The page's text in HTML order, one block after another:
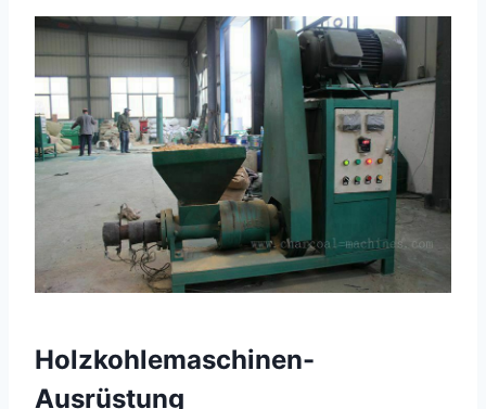
Holzkohlemaschinen-
Ausrüstung